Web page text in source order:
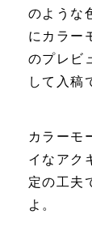
のような
にカラー
のプレビ
して入稿
カラーモ
イなアク
定の工夫
よ。